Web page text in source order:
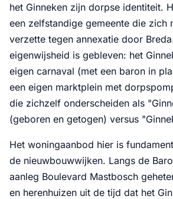
het Ginneken zijn dorpse identiteit.
een zelfstandige gemeente die zich
verzette tegen annexatie door
eigenwijsheid is gebleven: het
eigen carnaval (met een baron in
een eigen marktplein met
die zichzelf onderscheiden als
(geboren en getogen) versus
Het woningaanbod hier is
de nieuwbouwwijken. Langs de
aanleg Boulevard Mastbosch
en herenhuizen uit de tijd dat het